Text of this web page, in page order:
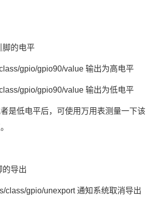
的电平
gpio/gpio90/value 输出为高电平
gpio/gpio90/value 输出为低电平
是低电平后，可使用万用表测量一下该
导出
class/gpio/unexport 通知系统取消导出